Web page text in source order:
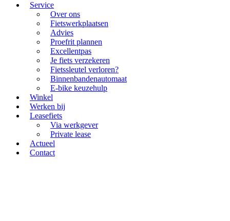
Service
Over ons
Fietswerkplaatsen
Advies
Proefrit plannen
Excellentpas
Je fiets verzekeren
Fietssleutel verloren?
Binnenbandenautomaat
E-bike keuzehulp
Winkel
Werken bij
Leasefiets
Via werkgever
Private lease
Actueel
Contact